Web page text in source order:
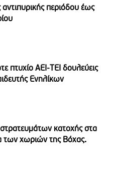
αντιπυρικής περιόδου έως
πτυχίο ΑΕΙ-ΤΕΙ δουλεύεις
Ενηλίκων
κατοχής στα
των χωριών της Βόχας.